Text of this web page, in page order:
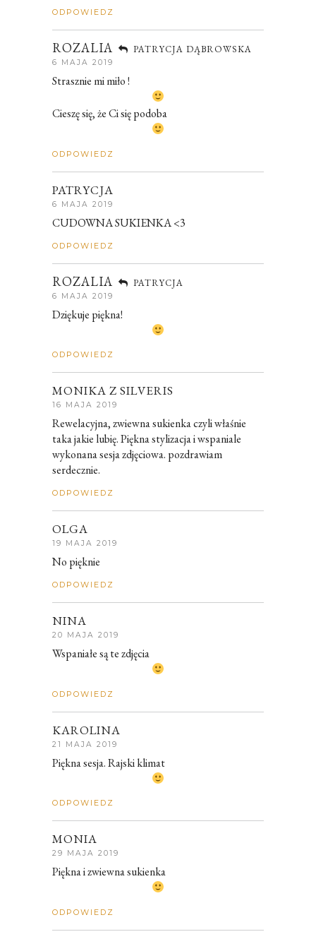
ODPOWIEDZ
ROZALIA PATRYCJA DĄBROWSKA
6 MAJA 2019
Strasznie mi miło !
Cieszę się, że Ci się podoba
ODPOWIEDZ
PATRYCJA
6 MAJA 2019
CUDOWNA SUKIENKA <3
ODPOWIEDZ
ROZALIA PATRYCJA
6 MAJA 2019
Dziękuje piękna!
ODPOWIEDZ
MONIKA Z SILVERIS
16 MAJA 2019
Rewelacyjna, zwiewna sukienka czyli właśnie
taka jakie lubię. Piękna stylizacja i wspaniale
wykonana sesja zdjęciowa. pozdrawiam
serdecznie.
ODPOWIEDZ
OLGA
19 MAJA 2019
No pięknie
ODPOWIEDZ
NINA
20 MAJA 2019
Wspaniałe są te zdjęcia
ODPOWIEDZ
KAROLINA
21 MAJA 2019
Piękna sesja. Rajski klimat
ODPOWIEDZ
MONIA
29 MAJA 2019
Piękna i zwiewna sukienka
ODPOWIEDZ